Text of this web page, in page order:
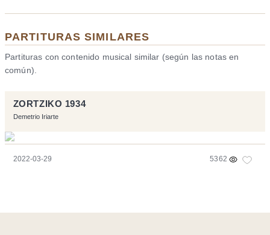
PARTITURAS SIMILARES
Partituras con contenido musical similar (según las notas en
común).
ZORTZIKO 1934
Demetrio Iriarte
2022-03-29 5362